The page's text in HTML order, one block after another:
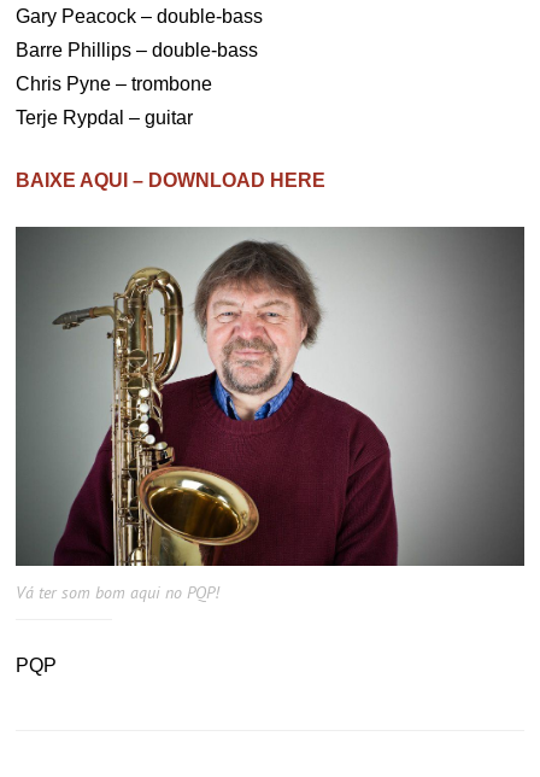
Gary Peacock – double-bass
Barre Phillips – double-bass
Chris Pyne – trombone
Terje Rypdal – guitar
BAIXE AQUI – DOWNLOAD HERE
Vá ter som bom aqui no PQP!
PQP